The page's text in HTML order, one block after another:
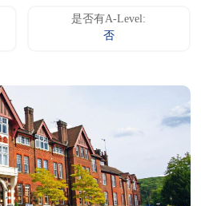
是否有A-Level:
否